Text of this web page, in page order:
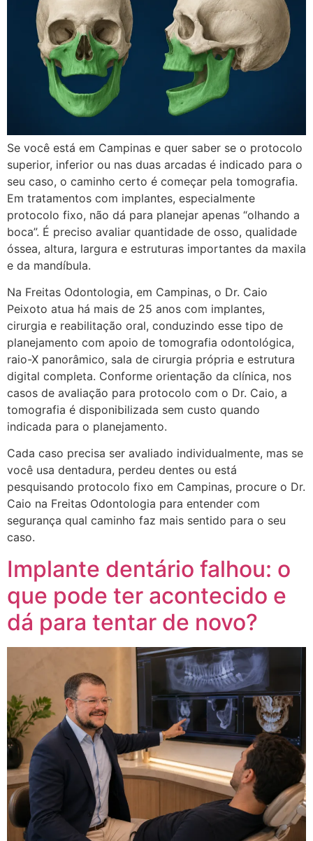
Se você está em Campinas e quer saber se o protocolo
superior, inferior ou nas duas arcadas é indicado para o
seu caso, o caminho certo é começar pela tomografia.
Em tratamentos com implantes, especialmente
protocolo fixo, não dá para planejar apenas “olhando a
boca”. É preciso avaliar quantidade de osso, qualidade
óssea, altura, largura e estruturas importantes da maxila
e da mandíbula.
Na Freitas Odontologia, em Campinas, o Dr. Caio
Peixoto atua há mais de 25 anos com implantes,
cirurgia e reabilitação oral, conduzindo esse tipo de
planejamento com apoio de tomografia odontológica,
raio-X panorâmico, sala de cirurgia própria e estrutura
digital completa. Conforme orientação da clínica, nos
casos de avaliação para protocolo com o Dr. Caio, a
tomografia é disponibilizada sem custo quando
indicada para o planejamento.
Cada caso precisa ser avaliado individualmente, mas se
você usa dentadura, perdeu dentes ou está
pesquisando protocolo fixo em Campinas, procure o Dr.
Caio na Freitas Odontologia para entender com
segurança qual caminho faz mais sentido para o seu
caso.
Implante dentário falhou: o
que pode ter acontecido e
dá para tentar de novo?